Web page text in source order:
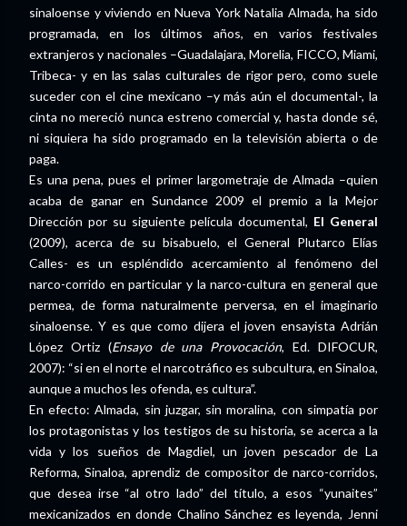
sinaloense y viviendo en Nueva York Natalia Almada, ha sido
programada, en los últimos años, en varios festivales
extranjeros y nacionales –Guadalajara, Morelia, FICCO, Miami,
Tribeca- y en las salas culturales de rigor pero, como suele
suceder con el cine mexicano –y más aún el documental-, la
cinta no mereció nunca estreno comercial y, hasta donde sé,
ni siquiera ha sido programado en la televisión abierta o de
paga.
Es una pena, pues el primer largometraje de Almada –quien
acaba de ganar en Sundance 2009 el premio a la Mejor
Dirección por su siguiente película documental, El General
(2009), acerca de su bisabuelo, el General Plutarco Elías
Calles- es un espléndido acercamiento al fenómeno del
narco-corrido en particular y la narco-cultura en general que
permea, de forma naturalmente perversa, en el imaginario
sinaloense. Y es que como dijera el joven ensayista Adrián
López Ortiz (Ensayo de una Provocación, Ed. DIFOCUR,
2007): “si en el norte el narcotráfico es subcultura, en Sinaloa,
aunque a muchos les ofenda, es cultura”.
En efecto: Almada, sin juzgar, sin moralina, con simpatía por
los protagonistas y los testigos de su historia, se acerca a la
vida y los sueños de Magdiel, un joven pescador de La
Reforma, Sinaloa, aprendiz de compositor de narco-corridos,
que desea irse “al otro lado” del título, a esos “yunaites”
mexicanizados en donde Chalino Sánchez es leyenda, Jenni